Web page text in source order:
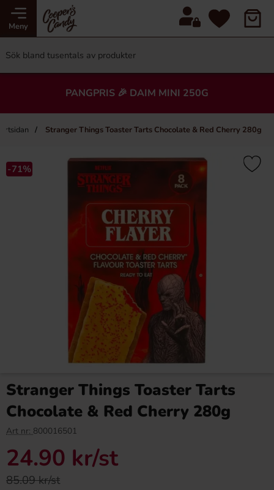
Meny
PANGPRIS 🎉 DAIM MINI 250G
Stranger Things Toaster Tarts Chocolate & Red Cherry 280g
-71%
Stranger Things Toaster Tarts
Chocolate & Red Cherry 280g
Art nr: 800016501
24.90 kr/st
85.09 kr/st